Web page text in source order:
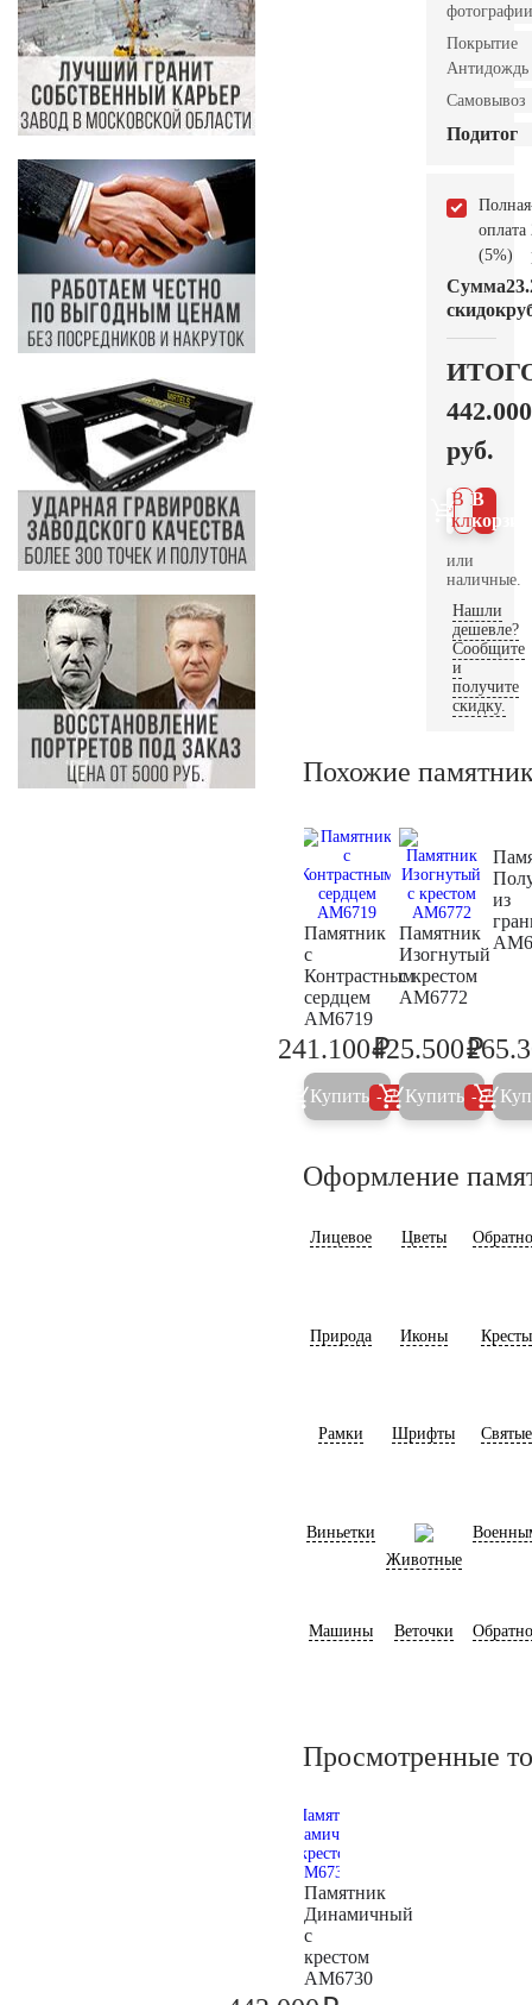
фотографии
Покрытие
Антидождь
Самовывоз
Подитог
Полная
оплата
(5%)
Сумма
скидок
442.000
руб.
В
В 1
клик
или
наличные.
Нашли
дешевле?
Сообщите
и
получите
скидку.
Похожие
Памятник
с
Контрастным
сердцем
AM6719
253.800
241.100₽
Купить 5%
Памятник
Изогнутый
с крестом
AM6772
425.500₽
Купить 5%
из
Оформление
Лицевое Цветы
Природа Иконы Кресты
Рамки Шрифты Святые
Виньетки
Животные
Машины Веточки
Просмотренные
Памятник
Динамичный
с
крестом
AM6730